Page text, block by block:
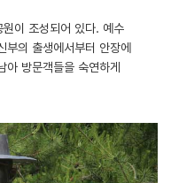
이 조성되어 있다. 예수
부의 출생에서부터 안장에
아 방문객들을 숙연하게